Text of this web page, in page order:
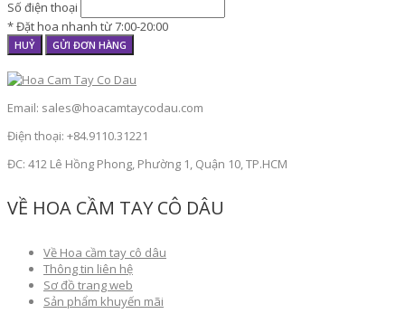
Số điện thoại
* Đặt hoa nhanh từ 7:00-20:00
HUỶ GỬI ĐƠN HÀNG
Email: sales@hoacamtaycodau.com
Điện thoại: +84.9110.31221
ĐC: 412 Lê Hồng Phong, Phường 1, Quận 10, TP.HCM
VỀ HOA CẦM TAY CÔ DÂU
Về Hoa cầm tay cô dâu
Thông tin liên hệ
Sơ đồ trang web
Sản phẩm khuyến mãi